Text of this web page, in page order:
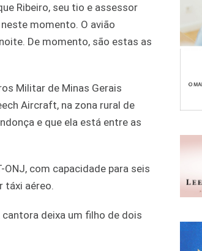
Ribeiro, seu tio e assessor
momento. O avião
De momento, são estas as
Militar de Minas Gerais
Aircraft, na zona rural de
e que ela está entre as
ONJ, com capacidade para seis
táxi aéreo.
deixa um filho de dois